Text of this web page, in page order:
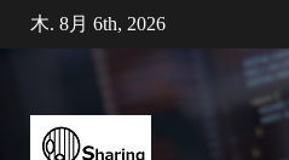
Skip
to
木. 8月 6th, 2026